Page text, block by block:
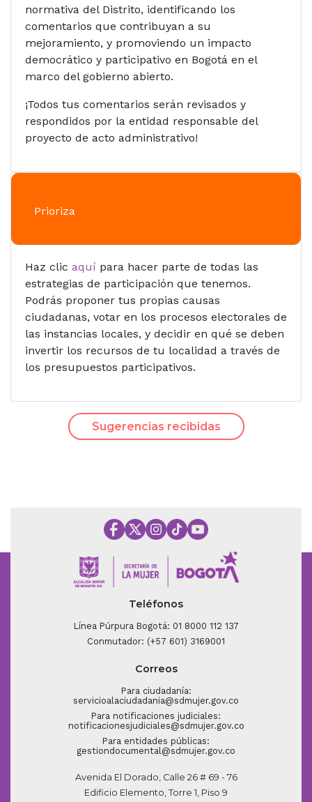
normativa del Distrito, identificando los
comentarios que contribuyan a su
mejoramiento, y promoviendo un impacto
democrático y participativo en Bogotá en el
marco del gobierno abierto.
¡Todos tus comentarios serán revisados y
respondidos por la entidad responsable del
proyecto de acto administrativo!
Prioriza
Haz clic aquí para hacer parte de todas las
estrategias de participación que tenemos.
Podrás proponer tus propias causas
ciudadanas, votar en los procesos electorales de
las instancias locales, y decidir en qué se deben
invertir los recursos de tu localidad a través de
los presupuestos participativos.
Sugerencias recibidas
Teléfonos
Línea Púrpura Bogotá: 01 8000 112 137
Conmutador: (+57 601) 3169001
Correos
Para ciudadanía:
servicioalaciudadania@sdmujer.gov.co
Para notificaciones judiciales:
notificacionesjudiciales@sdmujer.gov.co
Para entidades públicas:
gestiondocumental@sdmujer.gov.co
Avenida El Dorado, Calle 26 # 69 - 76
Edificio Elemento, Torre 1, Piso 9